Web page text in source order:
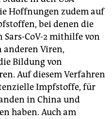
Hoffnungen zudem auf
bei denen die
CoV-2 mithilfe von
anderen Viren,
Bildung von
Auf diesem Verfahren
Impfstoffe, für
in China und
haben. Auch am